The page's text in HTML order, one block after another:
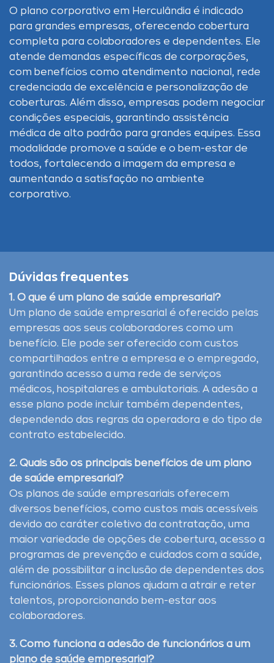
O plano corporativo em Herculândia é indicado
para grandes empresas, oferecendo cobertura
completa para colaboradores e dependentes. Ele
atende demandas específicas de corporações,
com benefícios como atendimento nacional, rede
credenciada de excelência e personalização de
coberturas. Além disso, empresas podem negociar
condições especiais, garantindo assistência
médica de alto padrão para grandes equipes. Essa
modalidade promove a saúde e o bem-estar de
todos, fortalecendo a imagem da empresa e
aumentando a satisfação no ambiente
corporativo.
Dúvidas frequentes
1. O que é um plano de saúde empresarial?
Um plano de saúde empresarial é oferecido pelas
empresas aos seus colaboradores como um
benefício. Ele pode ser oferecido com custos
compartilhados entre a empresa e o empregado,
garantindo acesso a uma rede de serviços
médicos, hospitalares e ambulatoriais. A adesão a
esse plano pode incluir também dependentes,
dependendo das regras da operadora e do tipo de
contrato estabelecido.
2. Quais são os principais benefícios de um plano
de saúde empresarial?
Os planos de saúde empresariais oferecem
diversos benefícios, como custos mais acessíveis
devido ao caráter coletivo da contratação, uma
maior variedade de opções de cobertura, acesso a
programas de prevenção e cuidados com a saúde,
além de possibilitar a inclusão de dependentes dos
funcionários. Esses planos ajudam a atrair e reter
talentos, proporcionando bem-estar aos
colaboradores.
3. Como funciona a adesão de funcionários a um
plano de saúde empresarial?